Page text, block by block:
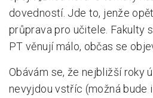
dovedností. Jde to, jenže
průprava pro učitele. Fakulty
PT věnují málo, občas se
Obávám se, že nejbližší roky
nevyjdou vstříc (možná bude i